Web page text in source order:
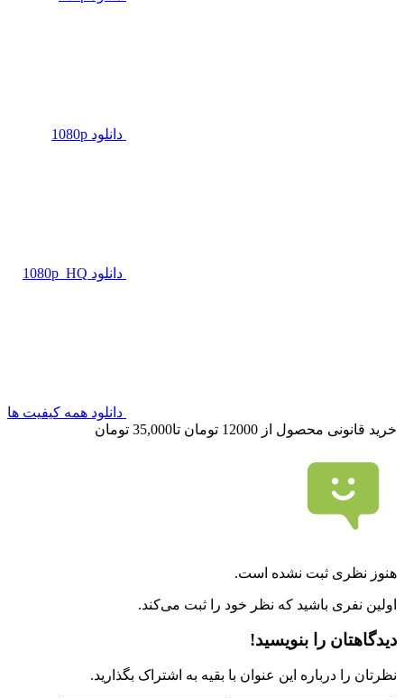
دانلود 1080p
دانلود 1080p_HQ
دانلود همه کیفیت ها
خرید قانونی محصول از 12000 تومان تا35,000 تومان
هنوز نظری ثبت نشده است.
اولین نفری باشید که نظر خود را ثبت می‌کند.
دیدگاهتان را بنویسید!
نظرتان را درباره این عنوان با بقیه به اشتراک بگذارید.